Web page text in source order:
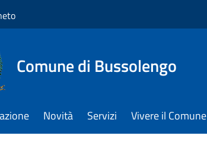
Comune di Bussolengo
Novità Servizi Vivere il Comune